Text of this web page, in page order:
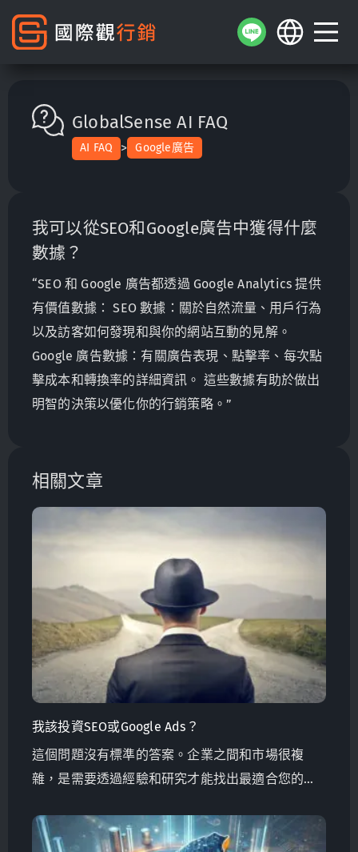
GlobalSense AI FAQ
AI FAQ > Google廣告
我可以從SEO和Google廣告中獲得什麼
數據？
“SEO 和 Google 廣告都透過 Google Analytics 提供
有價值數據： SEO 數據：關於自然流量、用戶行為
以及訪客如何發現和與你的網站互動的見解。
Google 廣告數據：有關廣告表現、點擊率、每次點
擊成本和轉換率的詳細資訊。 這些數據有助於做出
明智的決策以優化你的行銷策略。”
相關文章
我該投資SEO或Google Ads？
這個問題沒有標準的答案。企業之間和市場很複
雜，是需要透過經驗和研究才能找出最適合您的方